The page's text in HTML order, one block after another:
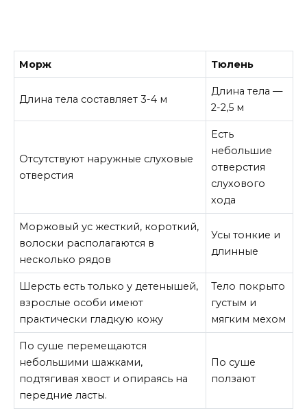
Морж Тюлень
Длина тела составляет 3-4 м
Длина тела —
2-2,5 м
Отсутствуют наружные слуховые
отверстия
Есть
небольшие
отверстия
слухового
хода
Моржовый ус жесткий, короткий,
волоски располагаются в
несколько рядов
Усы тонкие и
длинные
Шерсть есть только у детенышей,
взрослые особи имеют
практически гладкую кожу
Тело покрыто
густым и
мягким мехом
По суше перемещаются
небольшими шажками,
подтягивая хвост и опираясь на
передние ласты.
По суше
ползают